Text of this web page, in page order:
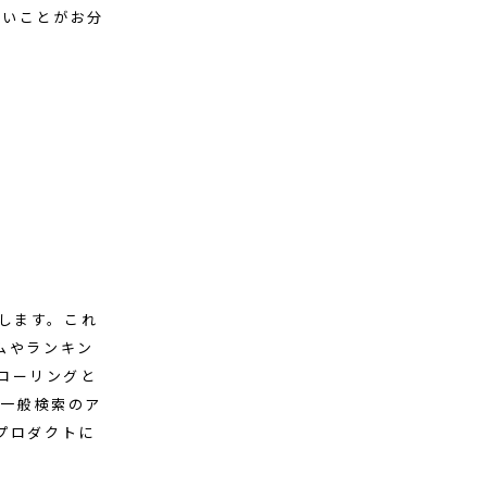
ことがお分
ます。これ
ランキン
ーリングと
般検索のア
ロダクトに